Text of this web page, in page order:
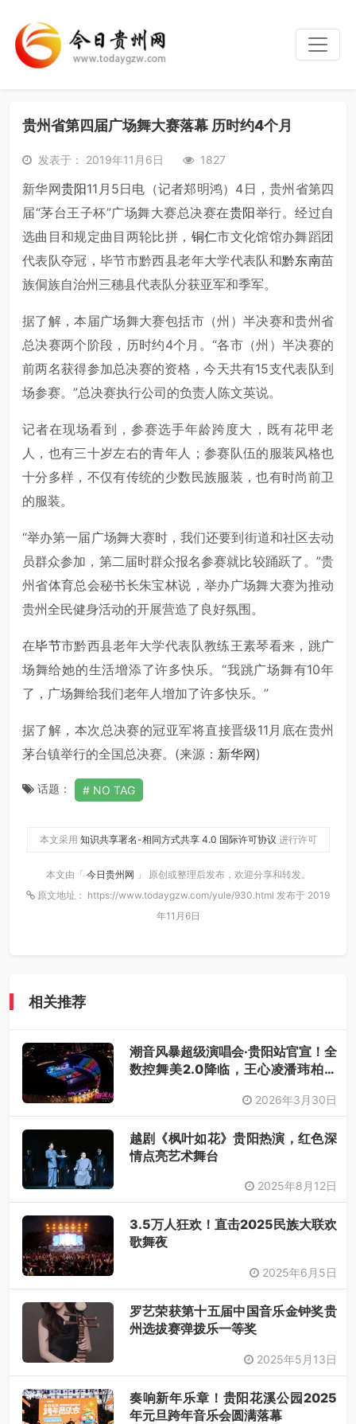
贵州省第四届广场舞大赛落幕 历时约4个月
发表于： 2019年11月6日 1827
新华网贵阳11月5日电（记者郑明鸿）4日，贵州省第四
届“茅台王子杯”广场舞大赛总决赛在贵阳举行。经过自
选曲目和规定曲目两轮比拼， 铜仁市文化馆馆办舞蹈团
代表队夺冠，毕节市黔西县老年大学代表队和黔东南苗
族侗族自治州三穗县代表队分获亚军和季军。
据了解，本届广场舞大赛包括市（州）半决赛和贵州省
总决赛两个阶段，历时约4个月。“各市（州）半决赛的
前两名获得参加总决赛的资格，今天共有15支代表队到
场参赛。”总决赛执行公司的负责人陈文英说。
记者在现场看到，参赛选手年龄跨度大，既有花甲老
人，也有三十岁左右的青年人；参赛队伍的服装风格也
十分多样，不仅有传统的少数民族服装，也有时尚前卫
的服装。
“举办第一届广场舞大赛时，我们还要到街道和社区去动
员群众参加，第二届时群众报名参赛就比较踊跃了。”贵
州省体育总会秘书长朱宝林说，举办广场舞大赛为推动
贵州全民健身活动的开展营造了良好氛围。
在毕节市黔西县老年大学代表队教练王素琴看来，跳广
场舞给她的生活增添了许多快乐。“我跳广场舞有10年
了，广场舞给我们老年人增加了许多快乐。”
据了解，本次总决赛的冠亚军将直接晋级11月底在贵州
茅台镇举行的全国总决赛。(来源： 新华网)
话题： NO TAG
本文采用 知识共享署名-相同方式共享 4.0 国际许可协议 进行许可
本文由「 今日贵州网 」 原创或整理后发布，欢迎分享和转发。
原文地址： https://www.todaygzw.com/yule/930.html 发布于 2019
年11月6日
相关推荐
潮音风暴超级演唱会·贵阳站官宣！全
数控舞美2.0降临，王心凌潘玮柏领
2026年3月30日
越剧《枫叶如花》贵阳热演，红色深
情点亮艺术舞台
2025年8月12日
3.5万人狂欢！直击2025民族大联欢
歌舞夜
2025年6月5日
罗艺荣获第十五届中国音乐金钟奖贵
州选拔赛弹拨乐一等奖​
2025年5月13日
奏响新年乐章！贵阳花溪公园2025
年元旦跨年音乐会圆满落幕